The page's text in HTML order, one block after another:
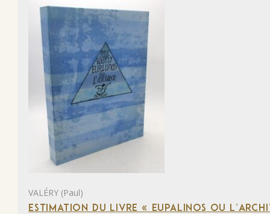
VALÉRY (Paul)
ESTIMATION DU LIVRE « EUPALINOS OU